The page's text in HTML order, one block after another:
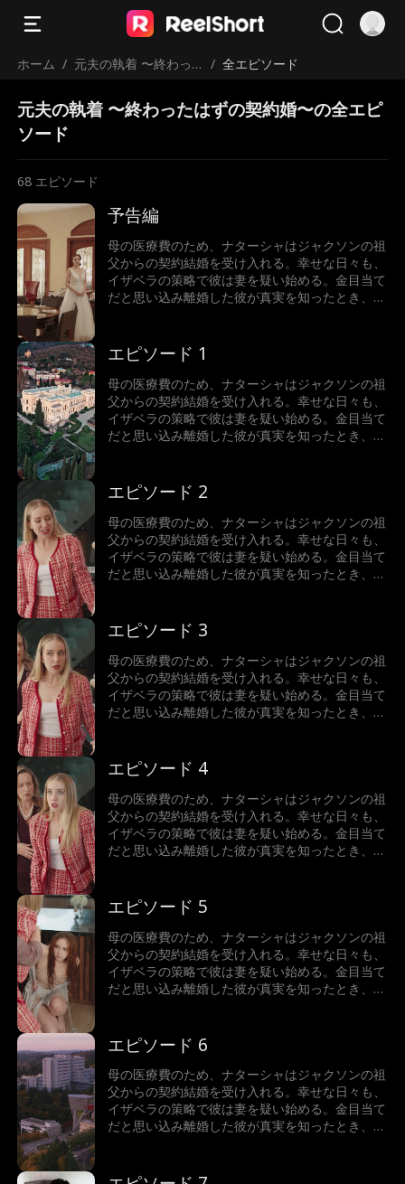
ホーム / 元夫の執着 〜終わっ
/ 全エピソード
元夫の執着 〜終わったはずの契約婚〜の全エピ
ソード
68 エピソード
予告編
母の医療費のため、ナターシャはジャクソンの祖
父からの契約結婚を受け入れる。幸せな日々も、
イザベラの策略で彼は妻を疑い始める。金目当て
だと思い込み離婚した彼が真実を知ったとき、二
エピソード 1
母の医療費のため、ナターシャはジャクソンの祖
父からの契約結婚を受け入れる。幸せな日々も、
イザベラの策略で彼は妻を疑い始める。金目当て
だと思い込み離婚した彼が真実を知ったとき、二
エピソード 2
母の医療費のため、ナターシャはジャクソンの祖
父からの契約結婚を受け入れる。幸せな日々も、
イザベラの策略で彼は妻を疑い始める。金目当て
だと思い込み離婚した彼が真実を知ったとき、二
エピソード 3
母の医療費のため、ナターシャはジャクソンの祖
父からの契約結婚を受け入れる。幸せな日々も、
イザベラの策略で彼は妻を疑い始める。金目当て
だと思い込み離婚した彼が真実を知ったとき、二
エピソード 4
母の医療費のため、ナターシャはジャクソンの祖
父からの契約結婚を受け入れる。幸せな日々も、
イザベラの策略で彼は妻を疑い始める。金目当て
だと思い込み離婚した彼が真実を知ったとき、二
エピソード 5
母の医療費のため、ナターシャはジャクソンの祖
父からの契約結婚を受け入れる。幸せな日々も、
イザベラの策略で彼は妻を疑い始める。金目当て
だと思い込み離婚した彼が真実を知ったとき、二
エピソード 6
母の医療費のため、ナターシャはジャクソンの祖
父からの契約結婚を受け入れる。幸せな日々も、
イザベラの策略で彼は妻を疑い始める。金目当て
だと思い込み離婚した彼が真実を知ったとき、二